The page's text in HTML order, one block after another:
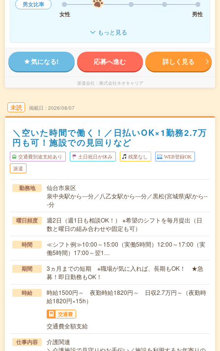
男女比率
女性
男性
もっと見る
気になる! 応募へ進む 詳しく見る
派遣会社 株式会社ネオキャリア
未読 掲載日 2026/08/07
＼空いた時間で働く！／日払いOK×1勤務2.7万
円も可！施設での見回りなど
交通費別途支給あり 土日祝日が休み 残業なし WEB登録OK
派遣
勤務地
仙台市泉区
泉中央駅から---分／八乙女駅から---分／黒松(宮城県)駅から--
-分
曜日頻度
週2日（週1日も相談OK！） ※希望のシフトを毎月提出（日
数と曜日の組み合わせや固定も可）
時間
≪シフト例≫10:00～15:00（実働5時間）12:00～17:00（実
働5時間）17:00～翌1…
期間
3ヵ月までの短期 ※職場が気に入れば、長期もOK！ ★急
募！即日勤務もOK！
時給
時給1500円～ 夜勤時給1820円～ 日収2.7万円～（夜勤時
給1820円×15h）
交通費
交通費全額支給
仕事内容
介護関連